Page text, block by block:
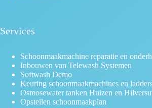
Services
Schoonmaakmachine reparatie en
Inbouwen van Telewash Systemen
Softwash Demo
Keuring schoonmaakmachines en
Osmosewater tanken Huizen en
Opstellen schoonmaakplan